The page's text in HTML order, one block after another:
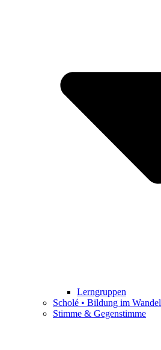
Lerngruppen
Scholé • Bildung im Wandel
Stimme & Gegenstimme